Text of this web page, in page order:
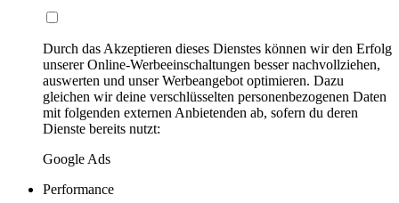
Durch das Akzeptieren dieses Dienstes können wir den Erfolg
unserer Online-Werbeeinschaltungen besser nachvollziehen,
auswerten und unser Werbeangebot optimieren. Dazu
gleichen wir deine verschlüsselten personenbezogenen Daten
mit folgenden externen Anbietenden ab, sofern du deren
Dienste bereits nutzt:
Google Ads
Performance